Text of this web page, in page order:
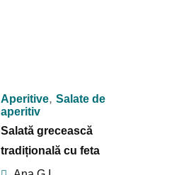
Aperitive,Salate de
aperitiv
Salată grecească
tradițională cu feta